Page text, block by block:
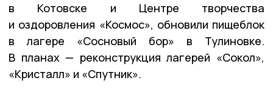
в Котовске и Центре творчества
и оздоровления «Космос», обновили пищеблок
в лагере «Сосновый бор» в Тулиновке.
В планах — реконструкция лагерей «Сокол»,
«Кристалл» и «Спутник».